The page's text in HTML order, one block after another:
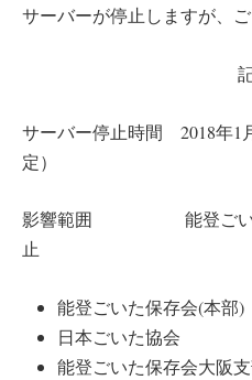
サーバーが停止しますが、ご
サーバー停止時間 2018年1
定）
影響範囲 能登ごいた
止
能登ごいた保存会(
日本ごいた協
能登ごいた保存会大阪